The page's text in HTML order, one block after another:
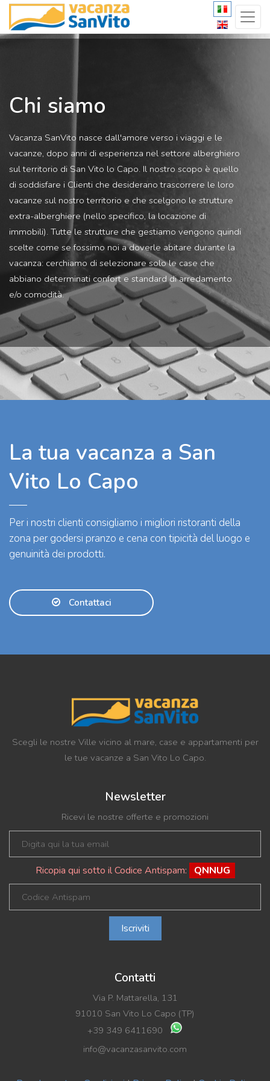
Chi siamo
Vacanza SanVito nasce dall'amore verso i viaggi e le
vacanze, dopo anni di esperienza nel settore alberghiero
sul territorio di San Vito lo Capo. Il nostro scopo è quello
di soddisfare i Clienti che desiderano trascorrere le loro
vacanze sul nostro territorio e che scelgono le strutture
extra-alberghiere (nello specifico, la locazione di
immobili). Tutte le strutture che gestiamo vengono quindi
scelte come se fossimo noi a doverle abitare durante la
vacanza: cerchiamo di selezionare solo le case che
abbiano determinati confort e standard di arredamento
e/o comodità.
La tua vacanza a San
Vito Lo Capo
Per i nostri clienti consigliamo i migliori ristoranti della
zona per godersi pranzo e cena con tipicità del luogo e
genuinità dei prodotti.
Contattaci
Scegli le nostre Ville vicino al mare, case e appartamenti per
le tue vacanze a San Vito Lo Capo.
Newsletter
Ricevi le nostre offerte e promozioni
Ricopia qui sotto il Codice Antispam: QNNUG
Iscriviti
Contatti
Via P. Mattarella, 131
91010 San Vito Lo Capo (TP)
+39 349 6411690
info@vacanzasanvito.com